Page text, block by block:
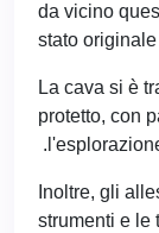
da vicino
stato originale
La cava si è
protetto, con
Inoltre, gli
strumenti e le